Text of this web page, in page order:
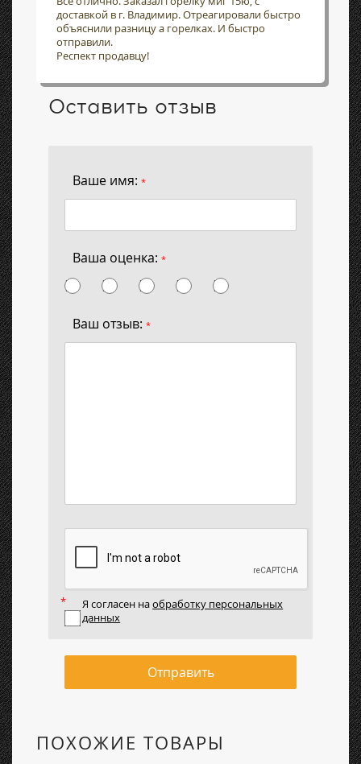
доставкой в г. Владимир. Отреагировали быстро
объяснили разницу а горелках. И быстро
отправили.
Респект продавцу!
Оставить отзыв
Ваше имя: *
Ваша оценка: *
Ваш отзыв: *
Я согласен наобработку персональных
данных
Отправить
ПОХОЖИЕ ТОВАРЫ